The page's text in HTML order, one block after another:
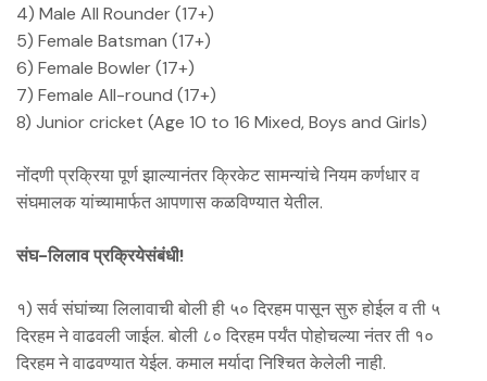
4) Male All Rounder (17+)
5) Female Batsman (17+)
6) Female Bowler (17+)
7) Female All-round (17+)
8) Junior cricket (Age 10 to 16 Mixed, Boys and Girls)
नोंदणी प्रक्रिया पूर्ण झाल्यानंतर क्रिकेट सामन्यांचे नियम कर्णधार व
संघमालक यांच्यामार्फत आपणास कळविण्यात येतील.
संघ-लिलाव प्रक्रियेसंबंधी!
१) सर्व संघांच्या लिलावाची बोली ही ५० दिरहम पासून सुरु होईल व ती ५
दिरहम ने वाढवली जाईल. बोली ८० दिरहम पर्यंत पोहोचल्या नंतर ती १०
दिरहम ने वाढवण्यात येईल. कमाल मर्यादा निश्चित केलेली नाही.